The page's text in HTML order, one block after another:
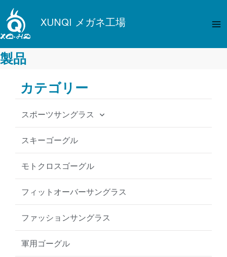
容
を
ス
キ
XUNQI メガネ工場
イ
ン
製品
カテゴリー
スポーツサングラス
サイクリングサングラス
フィッシングサングラス
野球用サングラス
ゴルフサングラス
スキーゴーグル
モトクロスゴーグル
フィットオーバーサングラス
ファッションサングラス
軍用ゴーグル